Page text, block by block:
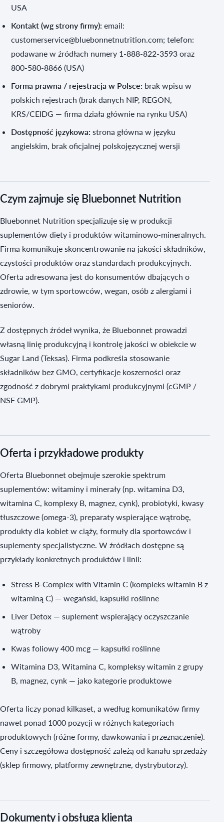
USA
Kontakt (wg strony firmy): email:
customerservice@bluebonnetnutrition.com; telefon:
podawane w źródłach numery 1-888-822-3593 oraz
800-580-8866 (USA)
Forma prawna / rejestracja w Polsce: brak wpisu w
polskich rejestrach (brak danych NIP, REGON,
KRS/CEIDG — firma działa głównie na rynku USA)
Dostępność językowa: strona główna w języku
angielskim, brak oficjalnej polskojęzycznej wersji
Czym zajmuje się Bluebonnet Nutrition
Bluebonnet Nutrition specjalizuje się w produkcji
suplementów diety i produktów witaminowo-mineralnych.
Firma komunikuje skoncentrowanie na jakości składników,
czystości produktów oraz standardach produkcyjnych.
Oferta adresowana jest do konsumentów dbających o
zdrowie, w tym sportowców, wegan, osób z alergiami i
seniorów.
Z dostępnych źródeł wynika, że Bluebonnet prowadzi
własną linię produkcyjną i kontrolę jakości w obiekcie w
Sugar Land (Teksas). Firma podkreśla stosowanie
składników bez GMO, certyfikacje koszerności oraz
zgodność z dobrymi praktykami produkcyjnymi (cGMP /
NSF GMP).
Oferta i przykładowe produkty
Oferta Bluebonnet obejmuje szerokie spektrum
suplementów: witaminy i minerały (np. witamina D3,
witamina C, komplexy B, magnez, cynk), probiotyki, kwasy
tłuszczowe (omega‑3), preparaty wspierające wątrobę,
produkty dla kobiet w ciąży, formuły dla sportowców i
suplementy specjalistyczne. W źródłach dostępne są
przykłady konkretnych produktów i linii:
Stress B‑Complex with Vitamin C (kompleks witamin B z
witaminą C) — wegański, kapsułki roślinne
Liver Detox — suplement wspierający oczyszczanie
wątroby
Kwas foliowy 400 mcg — kapsułki roślinne
Witamina D3, Witamina C, kompleksy witamin z grupy
B, magnez, cynk — jako kategorie produktowe
Oferta liczy ponad kilkaset, a według komunikatów firmy
nawet ponad 1000 pozycji w różnych kategoriach
produktowych (różne formy, dawkowania i przeznaczenie).
Ceny i szczegółowa dostępność zależą od kanału sprzedaży
(sklep firmowy, platformy zewnętrzne, dystrybutorzy).
Dokumenty i obsługa klienta